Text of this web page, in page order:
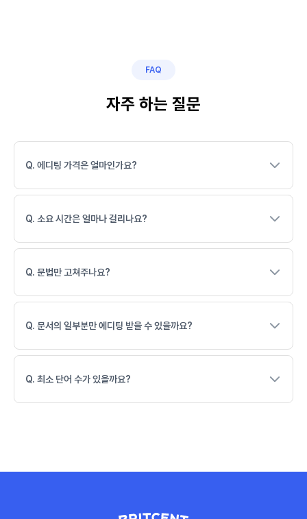
FAQ
자주 하는 질문
Q. 에디팅 가격은 얼마인가요?
Q. 소요 시간은 얼마나 걸리나요?
Q. 문법만 고쳐주나요?
Q. 문서의 일부분만 에디팅 받을 수 있을까요?
Q. 최소 단어 수가 있을까요?